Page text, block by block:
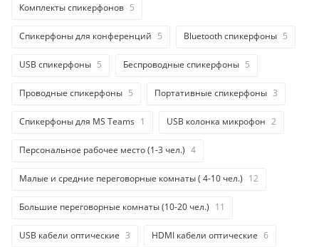
Комплекты спикерфонов 5
Спикерфоны для конференций 5 Bluetooth спикерфоны 5
USB спикерфоны 5 Беспроводные спикерфоны 5
Проводные спикерфоны 5 Портативные спикерфоны 3
Спикерфоны для MS Teams 1 USB колонка микрофон 2
Персональное рабочее место (1-3 чел.) 4
Малые и средние переговорные комнаты ( 4-10 чел.) 12
Большие переговорные комнаты (10-20 чел.) 11
USB кабели оптические 3 HDMI кабели оптические 6